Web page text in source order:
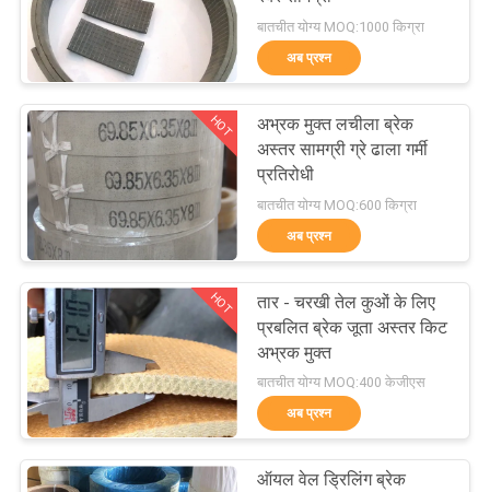
गुणवत्ता
नियंत्रण
संपर्क
करें
एक
उद्धरण
की
विनती
करे
बुना ब्रेक अस्तर रोल
25
ब्रेक ब्लॉक सामग्री
34
बातचीत योग्य MOQ:1000 किग्रा
अब प्रश्न
HOT
अभ्रक मुक्त लचीला ब्रेक
अस्तर सामग्री ग्रे ढाला गर्मी
प्रतिरोधी
बातचीत योग्य MOQ:600 किग्रा
अब प्रश्न
HOT
तार - चरखी तेल कुओं के लिए
प्रबलित ब्रेक जूता अस्तर किट
अभ्रक मुक्त
बातचीत योग्य MOQ:400 केजीएस
अब प्रश्न
ऑयल वेल ड्रिलिंग ब्रेक